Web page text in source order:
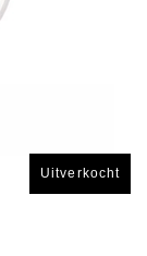
Uitverkocht